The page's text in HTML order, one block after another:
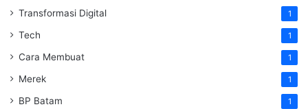
Transformasi Digital 1
Tech 1
Cara Membuat 1
Merek 1
BP Batam 1